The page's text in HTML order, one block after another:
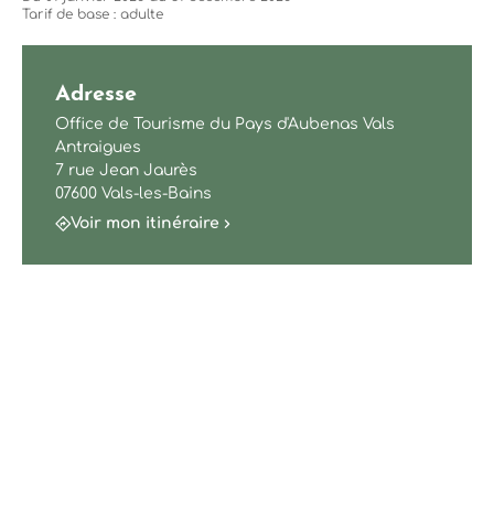
Tarif de base : adulte
Adresse
Office de Tourisme du Pays d'Aubenas Vals
Antraigues
7 rue Jean Jaurès
07600 Vals-les-Bains
Voir mon itinéraire